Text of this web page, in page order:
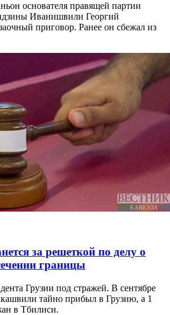
основателя правящей партии
Иванишвили Георгий
приговор. Ранее он сбежал из
за решеткой по делу о
границы
Грузии под стражей. В сентябре
тайно прибыл в Грузию, а 1
в Тбилиси.